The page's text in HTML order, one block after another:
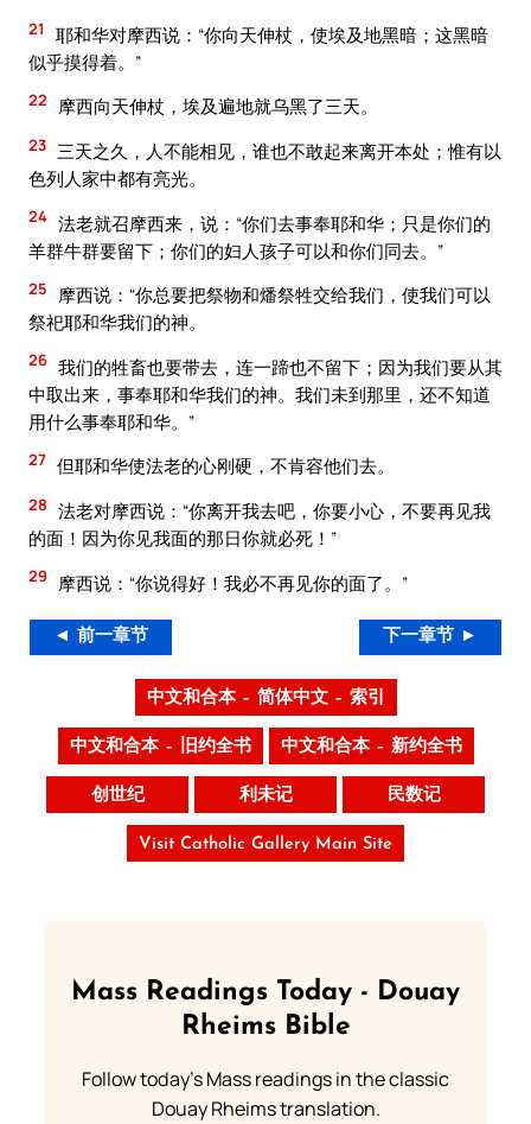
21
耶和华对摩西说：“你向天伸杖，使埃及地黑暗；这黑暗
似乎摸得着。”
22 摩西向天伸杖，埃及遍地就乌黑了三天。
23 三天之久，人不能相见，谁也不敢起来离开本处；惟有以
色列人家中都有亮光。
24 法老就召摩西来，说：“你们去事奉耶和华；只是你们的
羊群牛群要留下；你们的妇人孩子可以和你们同去。”
25
摩西说：“你总要把祭物和燔祭牲交给我们，使我们可以
祭祀耶和华我们的神。
26 我们的牲畜也要带去，连一蹄也不留下；因为我们要从其
中取出来，事奉耶和华我们的神。我们未到那里，还不知道
用什么事奉耶和华。”
27 但耶和华使法老的心刚硬，不肯容他们去。
28 法老对摩西说：“你离开我去吧，你要小心，不要再见我
的面！因为你见我面的那日你就必死！”
29 摩西说：“你说得好！我必不再见你的面了。”
◄ 前一章节 下一章节 ►
中文和合本 – 简体中文 – 索引
中文和合本 – 旧约全书 中文和合本 – 新约全书
创世纪 利未记 民数记
Visit Catholic Gallery Main Site
Mass Readings Today - Douay
Rheims Bible
Follow today's Mass readings in the classic
Douay Rheims translation.